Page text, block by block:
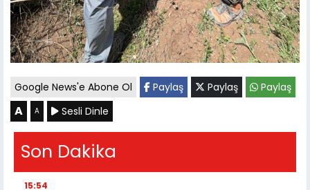
Google News'e Abone Ol Paylaş Paylaş Paylaş
A A Sesli Dinle
Son Dakika
15:54